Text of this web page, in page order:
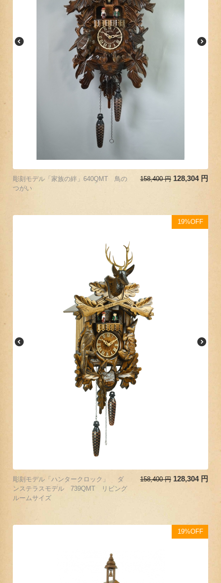
彫刻モデル「家族の絆」640QMT 鳥の
つがい
158,400 円 128,304 円
19%OFF
彫刻モデル「ハンタークロック」 ダ
ンステラスモデル 739QMT リビング
ルームサイズ
158,400 円 128,304 円
19%OFF